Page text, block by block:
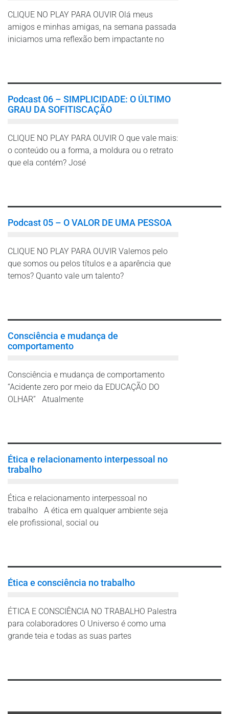
CLIQUE NO PLAY PARA OUVIR Olá meus
amigos e minhas amigas, na semana passada
iniciamos uma reflexão bem impactante no
Podcast 06 – SIMPLICIDADE: O ÚLTIMO
GRAU DA SOFITISCAÇÃO
CLIQUE NO PLAY PARA OUVIR O que vale mais:
o conteúdo ou a forma, a moldura ou o retrato
que ela contém? José
Podcast 05 – O VALOR DE UMA PESSOA
CLIQUE NO PLAY PARA OUVIR Valemos pelo
que somos ou pelos títulos e a aparência que
temos? Quanto vale um talento?
Consciência e mudança de
comportamento
Consciência e mudança de comportamento
“Acidente zero por meio da EDUCAÇÃO DO
OLHAR” Atualmente
Ética e relacionamento interpessoal no
trabalho
Ética e relacionamento interpessoal no
trabalho A ética em qualquer ambiente seja
ele profissional, social ou
Ética e consciência no trabalho
ÉTICA E CONSCIÊNCIA NO TRABALHO Palestra
para colaboradores O Universo é como uma
grande teia e todas as suas partes